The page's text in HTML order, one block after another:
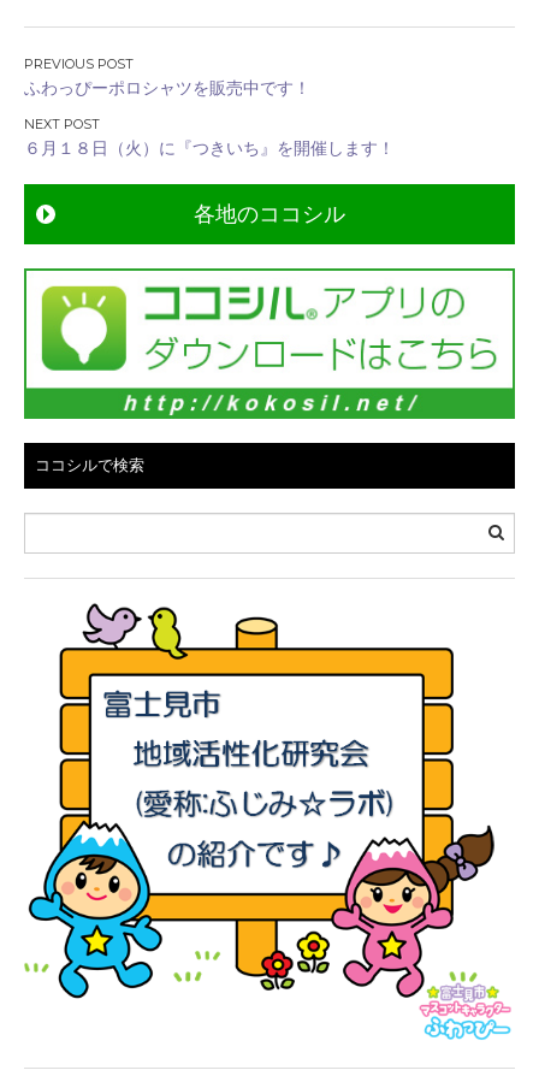
投
稿
ナ
ビ
ゲ
ー
シ
ョ
ン
ふわっぴーポロシャツを販売中です！
６月１８日（火）に『つきいち』を開催します！
各地のココシル
ココシルで検索